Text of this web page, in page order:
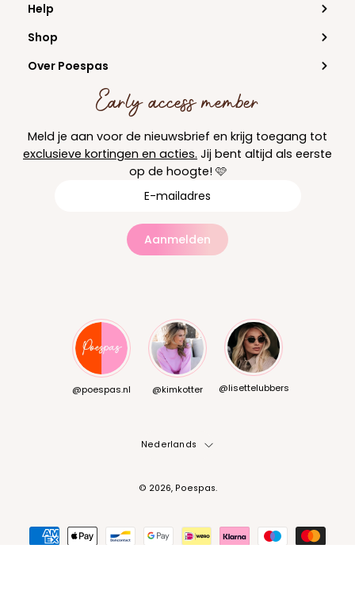
Early access member
Meld je aan voor de nieuwsbrief en krijg toegang tot
exclusieve kortingen en acties. Jij bent altijd als eerste
op de hoogte! 🩷
Aanmelden
Help
Shop
Over Poespas
@poespas.nl @kimkotter @lisettelubbers
Taal
Nederlands
© 2026, Poespas.